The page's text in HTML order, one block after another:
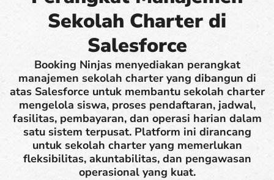
Sekolah Charter di
Salesforce
Booking Ninjas menyediakan perangkat
manajemen sekolah charter yang dibangun di
atas Salesforce untuk membantu sekolah charter
mengelola siswa, proses pendaftaran, jadwal,
fasilitas, pembayaran, dan operasi harian dalam
satu sistem terpusat. Platform ini dirancang
untuk sekolah charter yang memerlukan
fleksibilitas, akuntabilitas, dan pengawasan
operasional yang kuat.